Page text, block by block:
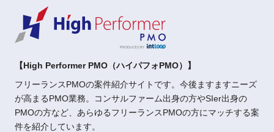
【High Performer PMO（ハイパフォPMO）】
フリーランスPMOの案件紹介サイトです。今後ますますニーズ
が高まるPMO業務。コンサルファーム出身の方やSIer出身の
PMOの方など、あらゆるフリーランスPMOの方にマッチする案
件を紹介しています。